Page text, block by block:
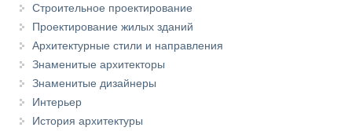
Строительное проектирование
Проектирование жилых зданий
Архитектурные стили и направления
Знаменитые архитекторы
Знаменитые дизайнеры
Интерьер
История архитектуры